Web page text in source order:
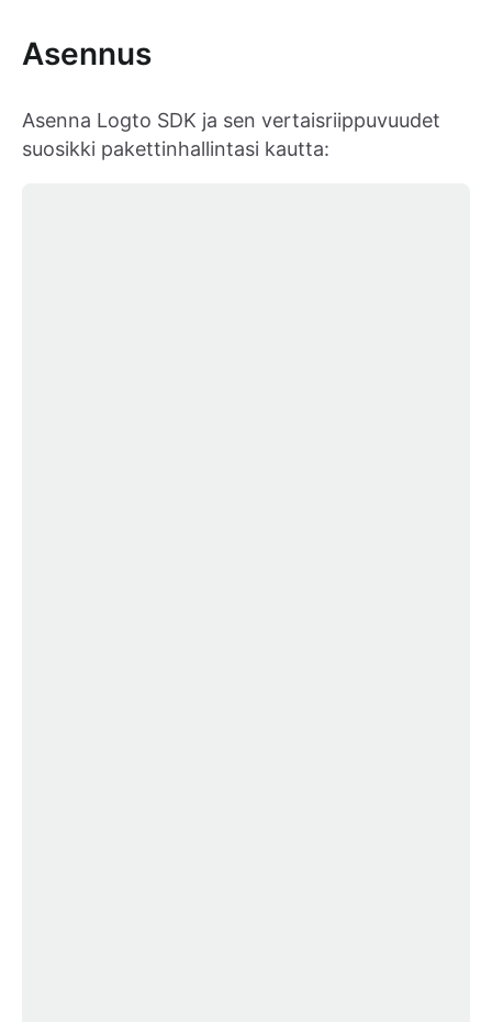
Asennus
Asenna Logto SDK ja sen vertaisriippuvuudet
suosikki pakettinhallintasi kautta: